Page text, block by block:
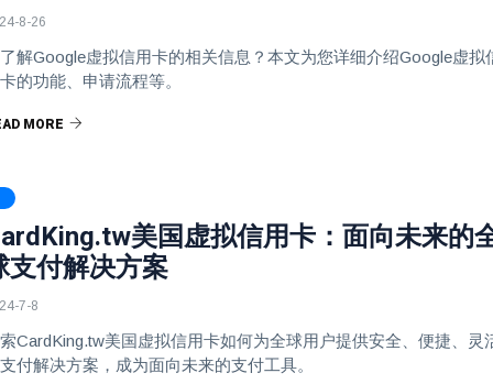
8-26
解Google虚拟信用卡的相关信息？本文为您详细介绍Google虚拟
的功能、申请流程等。
MORE
美国虚拟信用卡：面向未来的
支付解决方案
7-8
CardKing.tw美国虚拟信用卡如何为全球用户提供安全、便捷、灵
付解决方案，成为面向未来的支付工具。